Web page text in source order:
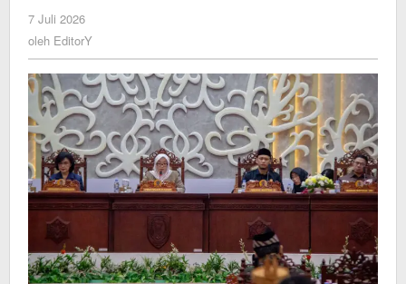
IPR
Segera
Disederhanakan
7 Juli 2026
oleh EditorY